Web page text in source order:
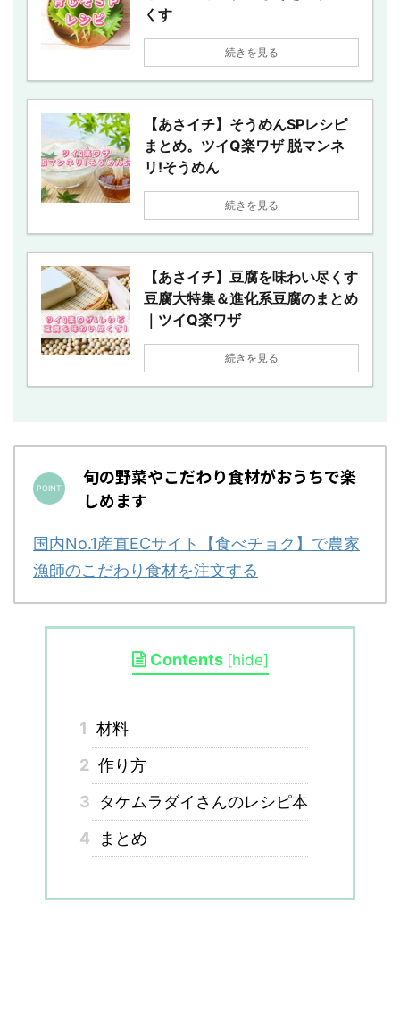
くす
続きを見る
【あさイチ】そうめんSPレシピ
まとめ。ツイQ楽ワザ 脱マンネ
リ!そうめん
続きを見る
【あさイチ】豆腐を味わい尽くす
豆腐大特集＆進化系豆腐のまとめ
｜ツイQ楽ワザ
続きを見る
旬の野菜やこだわり食材がおうちで楽
しめます
国内No.1産直ECサイト【食べチョク】で農家
漁師のこだわり食材を注文する
Contents [hide]
1 材料
2 作り方
3
タケムラダイさんのレシピ本
4
まとめ